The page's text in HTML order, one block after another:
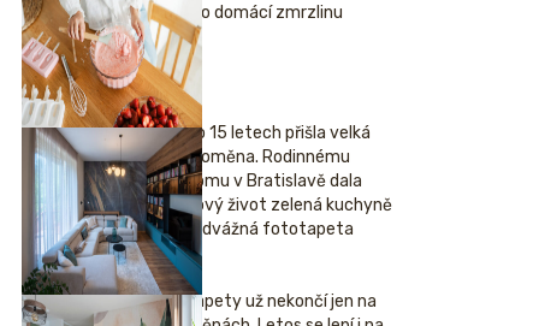
pro domácí zmrzlinu
Po 15 letech přišla velká
proměna. Rodinnému
domu v Bratislavě dala
nový život zelená kuchyně
i odvážná fototapeta
Tapety už nekončí jen na